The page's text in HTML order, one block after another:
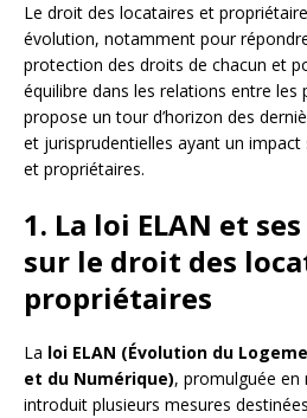
Le droit des locataires et
évolution, notamment pour
protection des droits de chacun et
équilibre dans les relations entre les
propose un tour d’horizon des
et jurisprudentielles ayant un
et propriétaires.
1. La loi ELAN et
sur le droit des
propriétaires
La loi ELAN (Évolution du
et du Numérique), promulguée en
introduit plusieurs mesures